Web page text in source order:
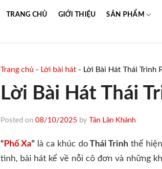
TRANG CHỦ GIỚI THIỆU SẢN PHẨM
Trang chủ - Lời bài hát - Lời Bài Hát Thái Trinh
Lời Bài Hát Thái
Posted on 08/10/2025 by Tân Lân Khánh
“ Phố Xa” là ca khúc doThái Trinh thể
tình, bài hát kể về nỗi cô đơn và những